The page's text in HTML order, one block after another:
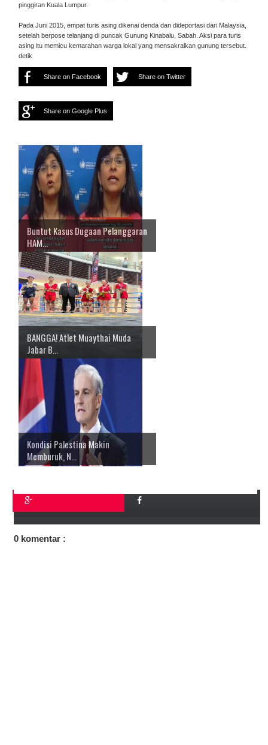
pinggiran Kuala Lumpur.
Pada Juni 2015, empat turis asing dikenai denda dan dideportasi dari Malaysia,
setelah berpose telanjang di puncak Gunung Kinabalu, Sabah. Aksi para turis
asing itu memicu kemarahan warga lokal yang mensakralkan gunung tersebut.
detik
Share on Facebook Share on Twitter
Share on Google Plus
Buntut Kasus Dugaan Pelanggaran
HAM...
BANGGA! Atlet Muaythai Muda
Jabar B...
Kondisi Palestina Makin
Memburuk, N...
0 komentar :